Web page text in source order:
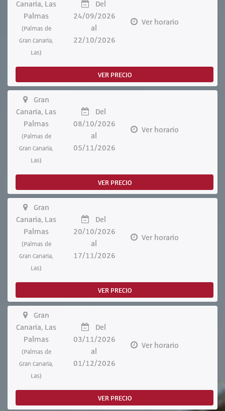
Canaria, Las
Palmas
(Palmas de
Gran Canaria,
Las)
Del
24/09/2026
al
22/10/2026
Ver horario
VER PRECIO
Gran
Canaria, Las
Palmas
(Palmas de
Gran Canaria,
Las)
Del
08/10/2026
al
05/11/2026
Ver horario
VER PRECIO
Gran
Canaria, Las
Palmas
(Palmas de
Gran Canaria,
Las)
Del
20/10/2026
al
17/11/2026
Ver horario
VER PRECIO
Gran
Canaria, Las
Palmas
(Palmas de
Gran Canaria,
Las)
Del
03/11/2026
al
01/12/2026
Ver horario
VER PRECIO